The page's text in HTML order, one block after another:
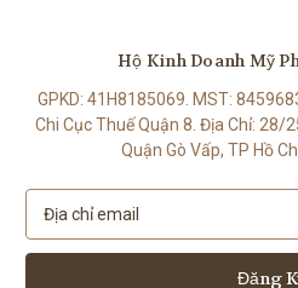
Hộ Kinh Doanh Mỹ
GPKD: 41H8185069. MST:
Chi Cục Thuế Quận 8. Địa Chỉ: 28/
Quận Gò Vấp, TP Hồ
a